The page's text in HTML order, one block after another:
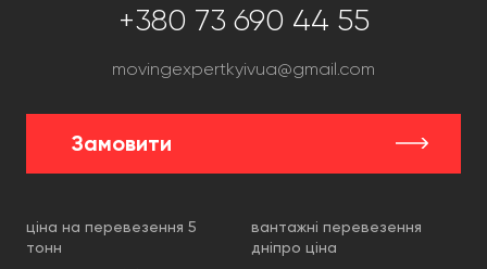
+380 73 690 44 55
movingexpertkyivua@gmail.com
Замовити
ціна на перевезення 5
тонн
вантажні перевезення
дніпро ціна